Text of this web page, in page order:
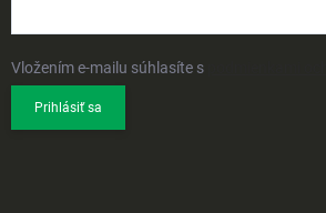
Vložením e-mailu súhlasíte s
Prihlásiť sa